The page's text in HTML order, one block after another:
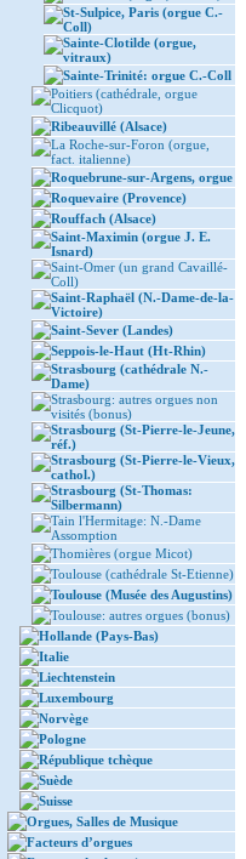
St-Sulpice, Paris (orgue C.-
Coll)
Sainte-Clotilde (orgue,
vitraux)
Sainte-Trinité: orgue C.-Coll
Poitiers (cathédrale, orgue
Clicquot)
Ribeauvillé (Alsace)
La Roche-sur-Foron (orgue,
fact. italienne)
Roquebrune-sur-Argens, orgue
Roquevaire (Provence)
Rouffach (Alsace)
Saint-Maximin (orgue J. E.
Isnard)
Saint-Omer (un grand Cavaillé-
Coll)
Saint-Raphaël (N.-Dame-de-la-
Victoire)
Saint-Sever (Landes)
Seppois-le-Haut (Ht-Rhin)
Strasbourg (cathédrale N.-
Dame)
Strasbourg: autres orgues non
visités (bonus)
Strasbourg (St-Pierre-le-Jeune,
réf.)
Strasbourg (St-Pierre-le-Vieux,
cathol.)
Strasbourg (St-Thomas:
Silbermann)
Tain l'Hermitage: N.-Dame
Assomption
Thomières (orgue Micot)
Toulouse (cathédrale St-Etienne)
Toulouse (Musée des Augustins)
Toulouse: autres orgues (bonus)
Hollande (Pays-Bas)
Italie
Liechtenstein
Luxembourg
Norvège
Pologne
République tchèque
Suède
Suisse
Orgues, Salles de Musique
Facteurs d’orgues